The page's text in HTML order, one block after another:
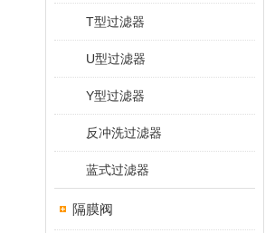
T型过滤器
U型过滤器
Y型过滤器
反冲洗过滤器
蓝式过滤器
隔膜阀